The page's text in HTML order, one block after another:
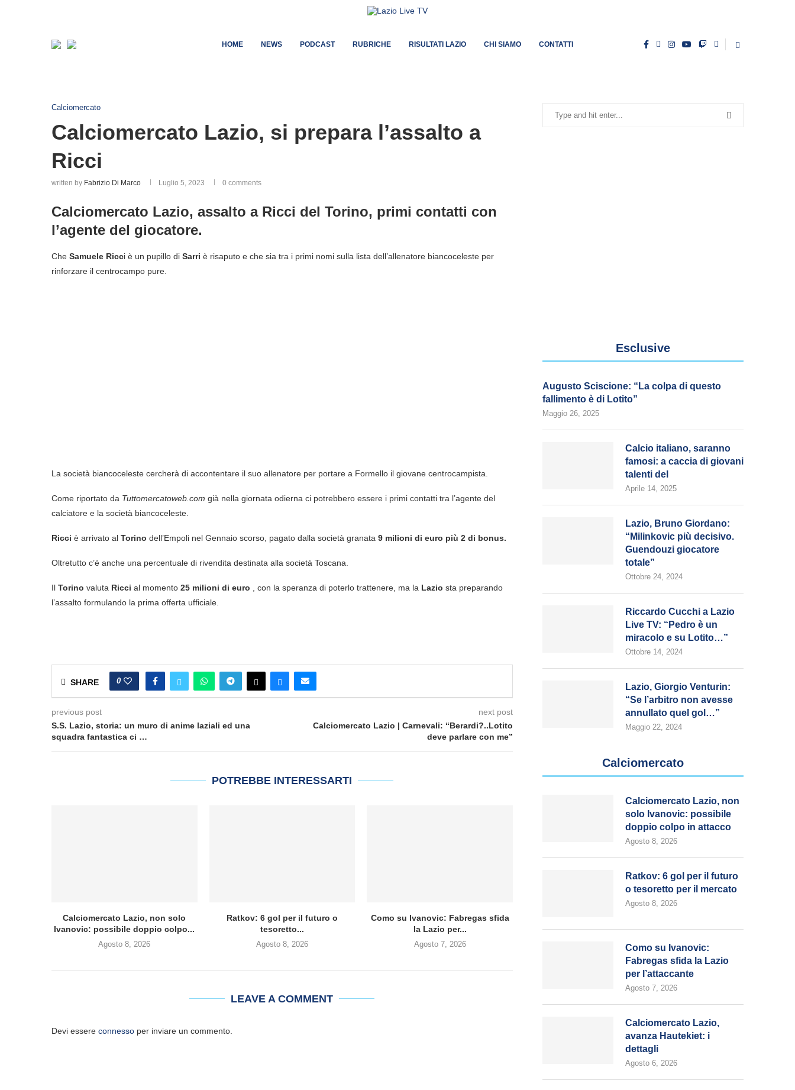
HOME NEWS PODCAST RUBRICHE RISULTATI LAZIO CHI SIAMO CONTATTI
Calciomercato
Calciomercato Lazio, si prepara l’assalto a
Ricci
written by Fabrizio Di Marco Luglio 5, 2023 0 comments
Calciomercato Lazio, assalto a Ricci del Torino, primi contatti con
l’agente del giocatore.
Che Samuele Ricci è un pupillo di Sarri è risaputo e che sia tra i primi nomi sulla lista dell’allenatore biancoceleste per
rinforzare il centrocampo pure.
La società biancoceleste cercherà di accontentare il suo allenatore per portare a Formello il giovane centrocampista.
Come riportato da Tuttomercatoweb.com già nella giornata odierna ci potrebbero essere i primi contatti tra l’agente del
calciatore e la società biancoceleste.
Ricci è arrivato al Torino dell’Empoli nel Gennaio scorso, pagato dalla società granata 9 milioni di euro più 2 di bonus.
Oltretutto c’è anche una percentuale di rivendita destinata alla società Toscana.
Il Torino valuta Ricci al momento 25 milioni di euro , con la speranza di poterlo trattenere, ma la Lazio sta preparando
l’assalto formulando la prima offerta ufficiale.
SHARE 0
previous post
S.S. Lazio, storia: un muro di anime laziali ed una
squadra fantastica ci …
next post
Calciomercato Lazio | Carnevali: “Berardi?..Lotito
deve parlare con me”
POTREBBE INTERESSARTI
Calciomercato Lazio, non solo
Ivanovic: possibile doppio colpo...
Agosto 8, 2026
Ratkov: 6 gol per il futuro o
tesoretto...
Agosto 8, 2026
Como su Ivanovic: Fabregas sfida
la Lazio per...
Agosto 7, 2026
LEAVE A COMMENT
Devi essere connesso per inviare un commento.
Esclusive
Augusto Sciscione: “La colpa di questo
fallimento è di Lotito”
Maggio 26, 2025
Calcio italiano, saranno
famosi: a caccia di giovani
talenti del
Aprile 14, 2025
Lazio, Bruno Giordano:
“Milinkovic più decisivo.
Guendouzi giocatore
totale”
Ottobre 24, 2024
Riccardo Cucchi a Lazio
Live TV: “Pedro è un
miracolo e su Lotito…”
Ottobre 14, 2024
Lazio, Giorgio Venturin:
“Se l’arbitro non avesse
annullato quel gol…”
Maggio 22, 2024
Calciomercato
Calciomercato Lazio, non
solo Ivanovic: possibile
doppio colpo in attacco
Agosto 8, 2026
Ratkov: 6 gol per il futuro
o tesoretto per il mercato
Agosto 8, 2026
Como su Ivanovic:
Fabregas sfida la Lazio
per l’attaccante
Agosto 7, 2026
Calciomercato Lazio,
avanza Hautekiet: i
dettagli
Agosto 6, 2026